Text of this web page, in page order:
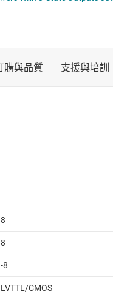
電池管理 IC
8
8
-8
LVTTL/CMOS